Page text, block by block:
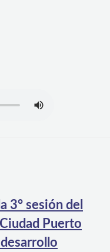
3° sesión del
Puerto